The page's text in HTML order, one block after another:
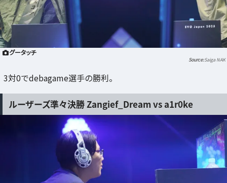
グータッチ
Saiga NAK
3対0でdebagame選手の勝利。
ルーザーズ準々決勝 Zangief_Dream vs a1r0ke